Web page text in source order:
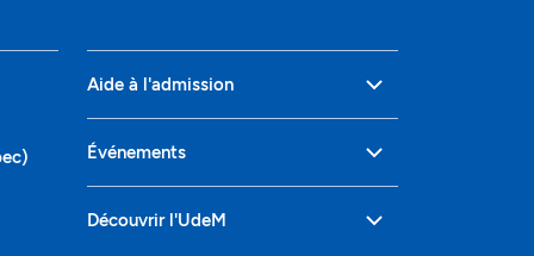
Aide à l'admission
Événements
Découvrir l'UdeM